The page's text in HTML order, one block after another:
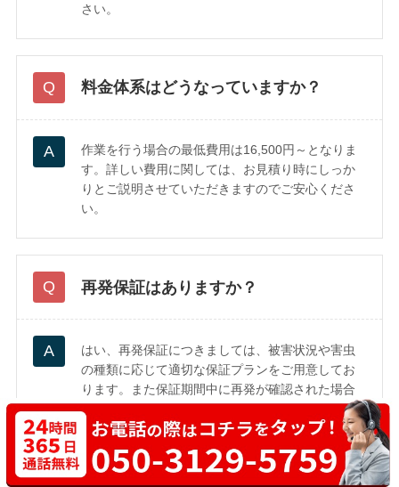
さい。
料金体系はどうなっていますか？
作業を行う場合の最低費用は16,500円～となりま
す。詳しい費用に関しては、お見積り時にしっか
りとご説明させていただきますのでご安心くださ
い。
再発保証はありますか？
はい、再発保証につきましては、被害状況や害虫
の種類に応じて適切な保証プランをご用意してお
ります。また保証期間中に再発が確認された場合
は、追加費用なしで再度対応いたしますので、ご
安心ください。詳しい保証内容や条件について
は、現地調査時にスタッフが詳しくご説明いたし
ます。ぜひお気軽にご相談ください。